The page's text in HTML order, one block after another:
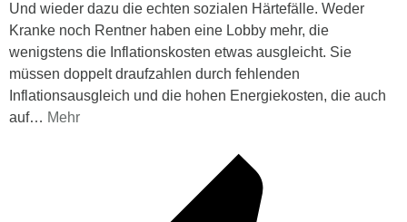
Und wieder dazu die echten sozialen Härtefälle. Weder
Kranke noch Rentner haben eine Lobby mehr, die
wenigstens die Inflationskosten etwas ausgleicht. Sie
müssen doppelt draufzahlen durch fehlenden
Inflationsausgleich und die hohen Energiekosten, die auch
auf… Mehr